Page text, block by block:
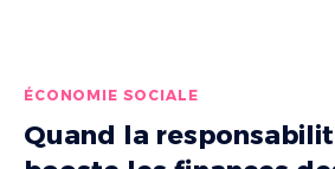
ÉCONOMIE SOCIALE
Quand la